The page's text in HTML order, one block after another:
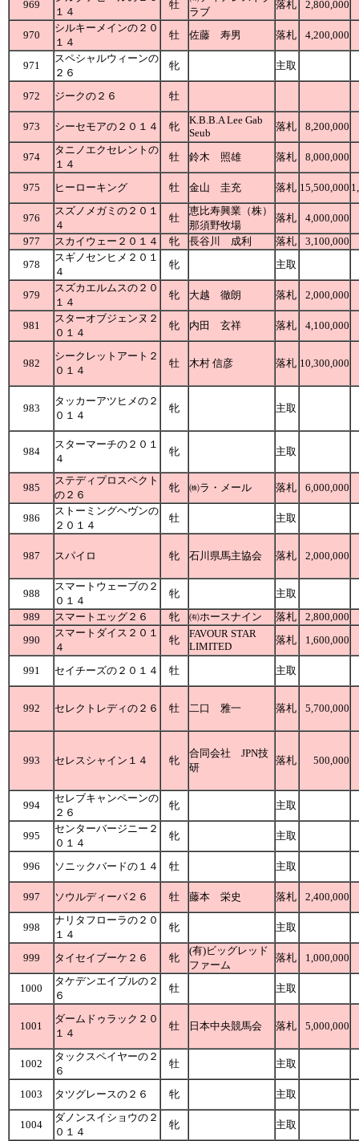
969
１４
牡
ラブ
落札 2,800,000
970
シルキーメインの２０
１４
牡 佐藤 寿男 落札 4,200,000
971
スペシャルウィーンの
２６
牝 主取
972 ジークの２６ 牡
973 シーセモアの２０１４ 牝
K.B.B.A Lee Gab
Seub
落札 8,200,000
974
タニノエクセレントの
１４
牡 鈴木 照雄 落札 8,000,000
975 ヒーローキング 牡 金山 圭充 落札 15,500,000
976
スズノメガミの２０１
４
牡
恵比寿興業（株）
那須野牧場
落札
4,000,000
977
スカイウェー２０１４ 牝 長谷川 成利 落札
3,100,000
978
スギノセンヒメ２０１
４
牝 主取
979
スズカエルムスの２０
１４
牝 大越 徹朗 落札 2,000,000
981
スターオブジェンヌ２
０１４
牝 内田 玄祥 落札 4,100,000
982
シークレットアート２
０１４
牡 木村 信彦 落札 10,300,000
983
タッカーアツヒメの２
０１４
牝 主取
984
スターマーチの２０１
４
牝 主取
985
ステディプロスペクト
の２６
牝 ㈱ラ・メール 落札 6,000,000
986
ストーミングヘヴンの
２０１４
牡 主取
987 スパイロ 牝 石川県馬主協会 落札 2,000,000
988
スマートウェーブの２
０１４
牝
主取
989
スマートエッグ２６ 牝 ㈲ホースナイン 落札
2,800,000
990
スマートダイス２０１
４
牝
FAVOUR STAR
LIMITED
落札 1,600,000
991 セイチーズの２０１４ 牡 主取
992 セレクトレディの２６ 牡 二口 雅一 落札 5,700,000
993 セレスシャイン１４ 牝
合同会社 JPN技
研
落札 500,000
994
セレブキャンペーンの
２６
牝 主取
995
センターバージニー２
０１４
牝 主取
996 ソニックバードの１４ 牡 主取
997 ソウルディーバ２６ 牡 藤本 栄史 落札 2,400,000
998
ナリタフローラの２０
１４
牝 主取
999 タイセイブーケ２６ 牝
(有)ビッグレッド
ファーム
落札 1,000,000
1000
タケデンエイブルの２
６
牡 主取
1001
ダームドゥラック２０
１４
牡 日本中央競馬会 落札 5,000,000
1002
タックスペイヤーの２
６
牡 主取
1003 タツグレースの２６ 牝 主取
1004
ダノンスイショウの２
０１４
牝 主取